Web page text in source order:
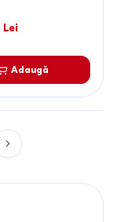
Lei
Adaugă